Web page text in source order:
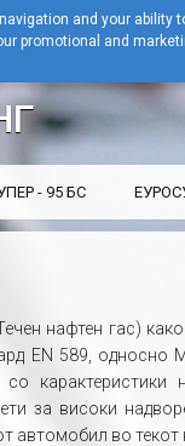
- 95 БС
нафтен гас)
EN 589, односно
со карактеристики
за високи
автомобил во текот
and your ability
promotional and